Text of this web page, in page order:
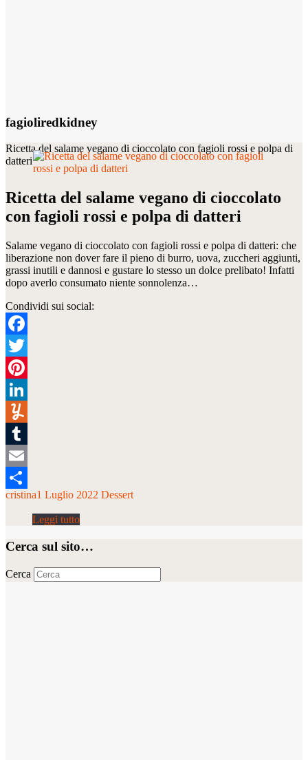
fagioliredkidney
Ricetta del salame vegano di cioccolato con fagioli rossi e polpa di
datteri
Ricetta del salame vegano di cioccolato
con fagioli rossi e polpa di datteri
Salame vegano di cioccolato con fagioli rossi e polpa di datteri: che
liberazione non dover fare il pieno di burro, uova, zuccheri aggiunti,
grassi inutili e dannosi e gustare lo stesso un dolce prelibato! Infatti
dopo averlo consumato niente sonnolenza…
Condividi sui social:
Facebook
Twitter
Pinterest
LinkedIn
Yummly
Tumblr
Email
Condividi
cristina1 Luglio 2022 Dessert
Cerca sul sito…
Cerca